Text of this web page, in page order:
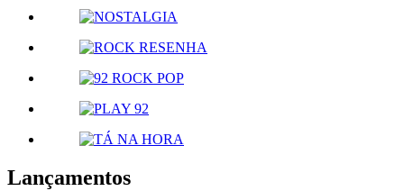
Lançamentos